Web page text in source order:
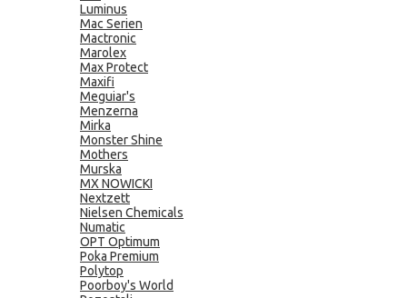
Luminus
Mac Serien
Mactronic
Marolex
Max Protect
Maxifi
Meguiar's
Menzerna
Mirka
Monster Shine
Mothers
Murska
MX NOWICKI
Nextzett
Nielsen Chemicals
Numatic
OPT Optimum
Poka Premium
Polytop
Poorboy's World